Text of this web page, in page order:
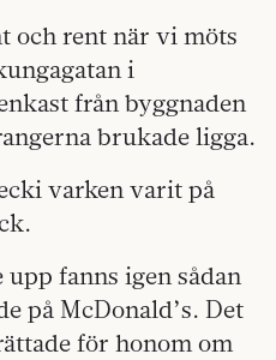
och rent när vi möts
i
från byggnaden
brukade ligga.
varken varit på
fanns igen sådan
på McDonald’s. Det
för honom om